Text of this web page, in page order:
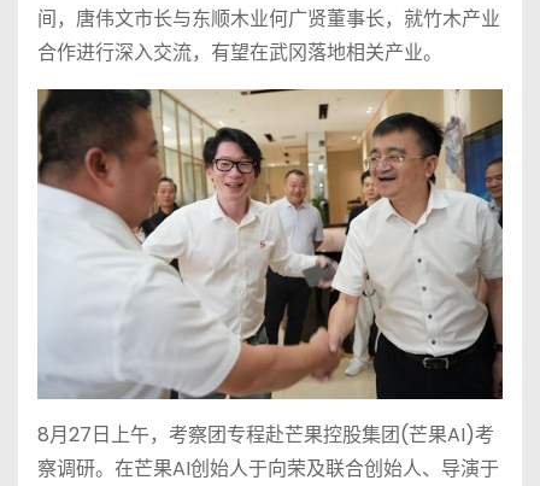
间，唐伟文市长与东顺木业何广贤董事长，就竹木产业
合作进行深入交流，有望在武冈落地相关产业。
8月27日上午，考察团专程赴芒果控股集团(芒果AI)考
察调研。在芒果AI创始人于向荣及联合创始人、导演于